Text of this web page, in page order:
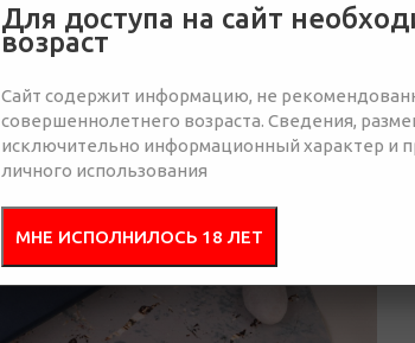
Для доступа на сайт
возраст
Сайт содержит информацию, не
совершеннолетнего возраста. Сведения,
исключительно информационный характер и
личного использования
МНЕ ИСПОЛНИЛОСЬ 18 ЛЕТ